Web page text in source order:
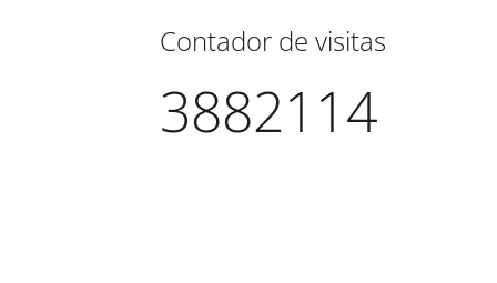
Contador de visitas
3882114